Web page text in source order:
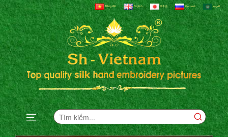
Tiếng Việt English 日本語 Русский العربية